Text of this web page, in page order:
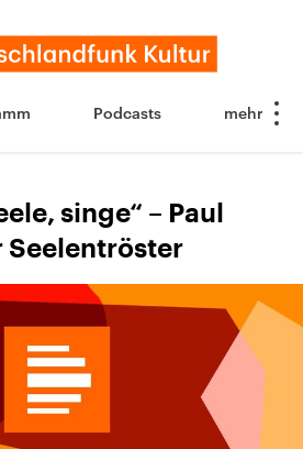
Podcasts
singe“ – Paul
Seelentröster